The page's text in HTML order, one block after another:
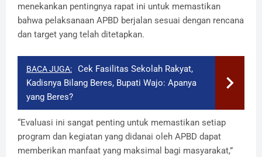
menekankan pentingnya rapat ini untuk memastikan
bahwa pelaksanaan APBD berjalan sesuai dengan rencana
dan target yang telah ditetapkan.
BACA JUGA:
Cek Fasilitas Sekolah Rakyat,
Kadisnya Bilang Beres, Bupati Wajo: Apanya
yang Beres?
“Evaluasi ini sangat penting untuk memastikan setiap
program dan kegiatan yang didanai oleh APBD dapat
memberikan manfaat yang maksimal bagi masyarakat,”